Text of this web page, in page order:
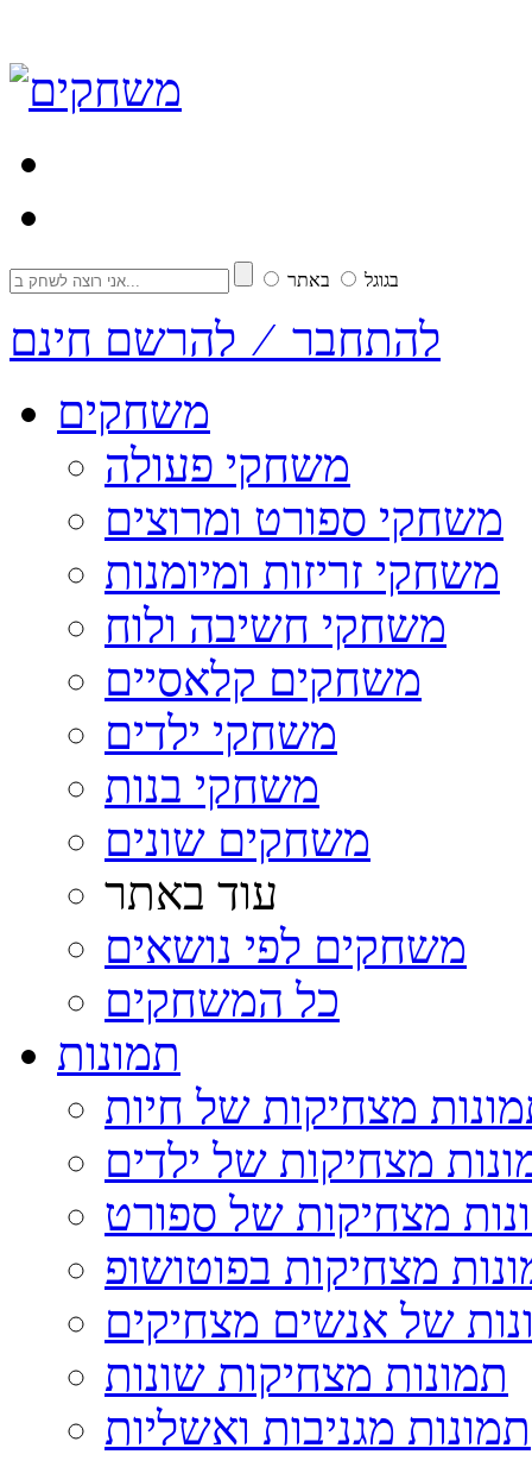
בגוגל באתר
להתחבר ⁄ להרשם חינם
משחקים
משחקי פעולה
משחקי ספורט ומרוצים
משחקי זריזות ומיומנות
משחקי חשיבה ולוח
משחקים קלאסיים
משחקי ילדים
משחקי בנות
משחקים שונים
עוד באתר
משחקים לפי נושאים
כל המשחקים
תמונות
מצחיקות של חיות
מצחיקות של ילדים
מצחיקות של ספורט
מצחיקות בפוטושופ
של אנשים מצחיקים
תמונות מצחיקות שונות
תמונות מגניבות ואשליות